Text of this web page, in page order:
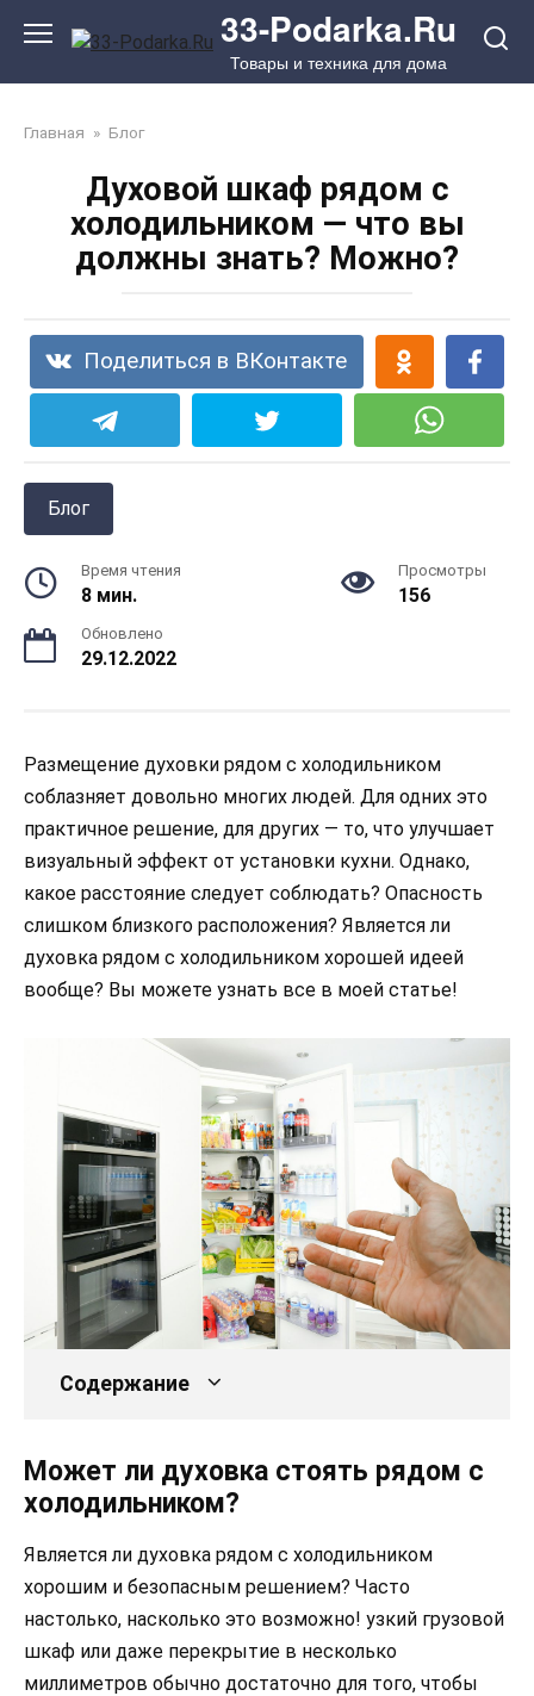
33-Podarka.Ru
Товары и техника для дома
Главная » Блог
Духовой шкаф рядом с
холодильником — что вы
должны знать? Можно?
Поделиться в ВКонтакте
Блог
Время чтения
8 мин.
Просмотры
156
Обновлено
29.12.2022
Размещение духовки рядом с холодильником
соблазняет довольно многих людей. Для одних это
практичное решение, для других — то, что улучшает
визуальный эффект от установки кухни. Однако,
какое расстояние следует соблюдать? Опасность
слишком близкого расположения? Является ли
духовка рядом с холодильником хорошей идеей
вообще? Вы можете узнать все в моей статье!
Содержание
Может ли духовка стоять рядом с
холодильником?
Является ли духовка рядом с холодильником
хорошим и безопасным решением? Часто
настолько, насколько это возможно! узкий грузовой
шкаф или даже перекрытие в несколько
миллиметров обычно достаточно для того, чтобы